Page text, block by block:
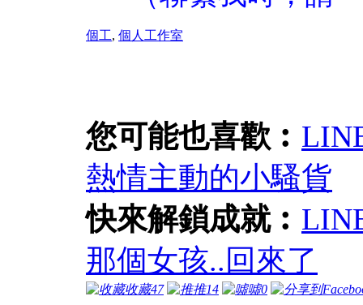
個工, 個人工作室
您可能也喜歡︰
熱情主動的小騷貨
快來解鎖成就︰
那個女孩..回來了
收藏47 推14 噓0